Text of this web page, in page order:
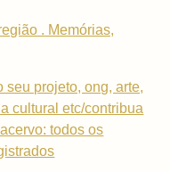
. Memórias,
seu projeto, ong, arte,
cultural etc/contribua
todos os